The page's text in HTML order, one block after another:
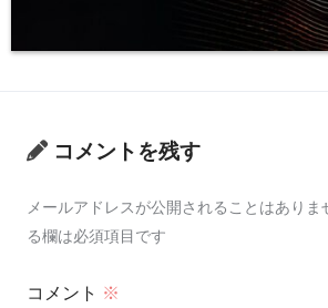
コメントを残す
メールアドレスが公開されることはありま
る欄は必須項目です
コメント ※